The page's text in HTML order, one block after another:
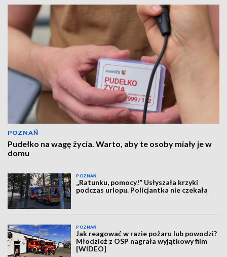
POZNAŃ
Pudełko na wagę życia. Warto, aby te osoby miały je w
domu
POZNAŃ
„Ratunku, pomocy!” Usłyszała krzyki
podczas urlopu. Policjantka nie czekała
POZNAŃ
Jak reagować w razie pożaru lub powodzi?
Młodzież z OSP nagrała wyjątkowy film
[WIDEO]